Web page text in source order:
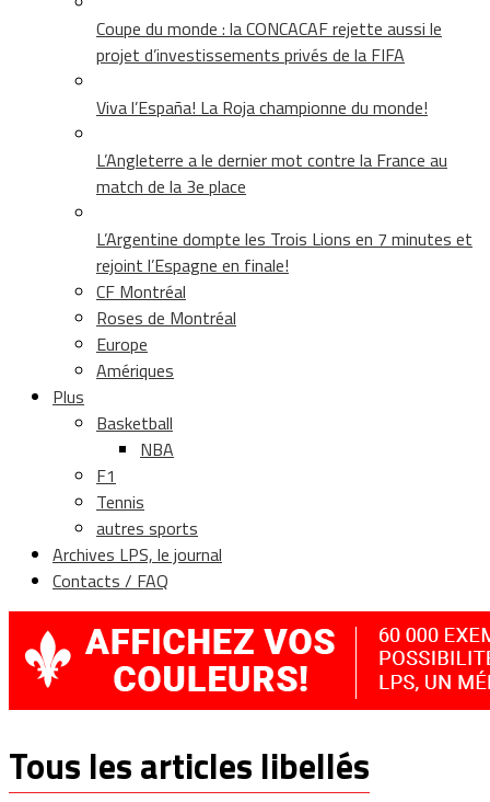
Coupe du monde : la CONCACAF rejette aussi le
projet d’investissements privés de la FIFA
Viva l’España! La Roja championne du monde!
L’Angleterre a le dernier mot contre la France au
match de la 3e place
L’Argentine dompte les Trois Lions en 7 minutes et
rejoint l’Espagne en finale!
CF Montréal
Roses de Montréal
Europe
Amériques
Plus
Basketball
NBA
F1
Tennis
autres sports
Archives LPS, le journal
Contacts / FAQ
Tous les articles libellés